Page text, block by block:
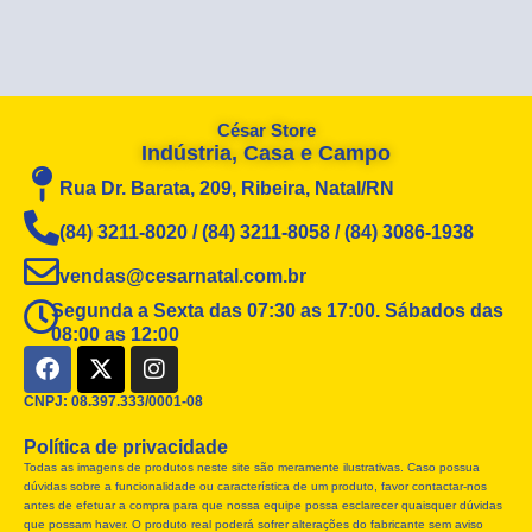
César Store
Indústria, Casa e Campo
Rua Dr. Barata, 209, Ribeira, Natal/RN
(84) 3211-8020 / (84) 3211-8058 / (84) 3086-1938
vendas@cesarnatal.com.br
Segunda a Sexta das 07:30 as 17:00. Sábados das
08:00 as 12:00
F
a
c
b
o
o
k
X
-
t
i
t
t
e
I
n
s
a
g
r
a
CNPJ: 08.397.333/0001-08
Política de privacidade
Todas as imagens de produtos neste site são meramente ilustrativas. Caso possua
dúvidas sobre a funcionalidade ou característica de um produto, favor contactar-nos
antes de efetuar a compra para que nossa equipe possa esclarecer quaisquer dúvidas
que possam haver. O produto real poderá sofrer alterações do fabricante sem aviso